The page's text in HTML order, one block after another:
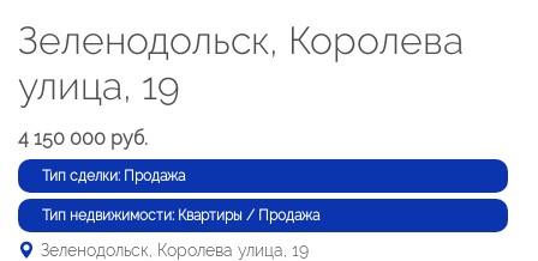
Зеленодольск, Королева
улица, 19
4 150 000 руб.
Тип сделки: Продажа
Тип недвижимости: Квартиры / Продажа
Зеленодольск, Королева улица, 19